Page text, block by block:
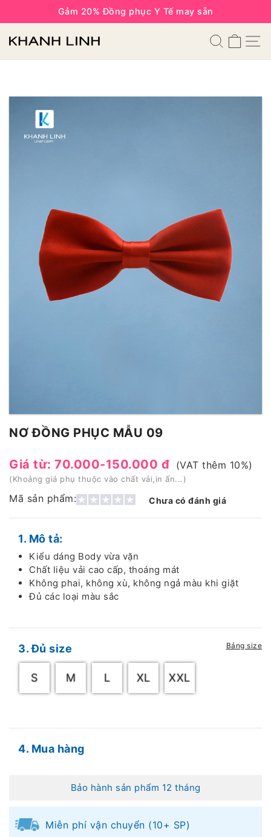
Gảm 20% Đồng phục Y Tế may sẵn
NƠ ĐỒNG PHỤC MẪU 09
Giá từ: 70.000-150.000 đ (VAT thêm 10%)
(Khoảng giá phụ thuộc vào chất vải,in ấn...)
Mã sản phẩm: Chưa có đánh giá
1. Mô tả:
Kiểu dáng Body vừa vặn
Chất liệu vải cao cấp, thoáng mát
Không phai, không xù, không ngả màu khi giặt
Đủ các loại màu sắc
3. Đủ size Bảng size
S M L XL XXL
4. Mua hàng
Bảo hành sản phẩm 12 tháng
Miễn phí vận chuyển (10+ SP)